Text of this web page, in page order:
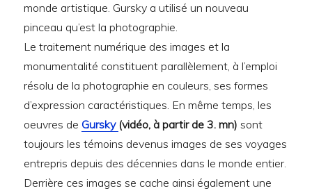
monde artistique. Gursky a utilisé un nouveau
pinceau qu’est la photographie.
Le traitement numérique des images et la
monumentalité constituent parallèlement, à l’emploi
résolu de la photographie en couleurs, ses formes
d’expression caractéristiques. En même temps, les
oeuvres de Gursky (vidéo, à partir de 3. mn)sont
toujours les témoins devenus images de ses voyages
entrepris depuis des décennies dans le monde entier.
Derrière ces images se cache ainsi également une